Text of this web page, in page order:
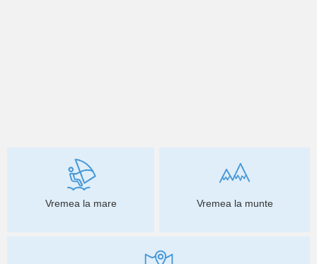
Vremea la mare Vremea la munte